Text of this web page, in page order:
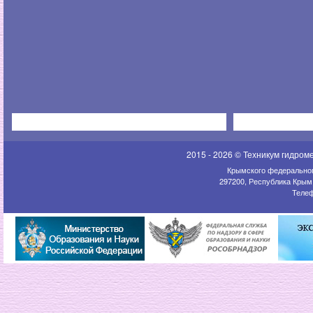
2015 - 2026 © Техникум
Крымского
297200, Республика